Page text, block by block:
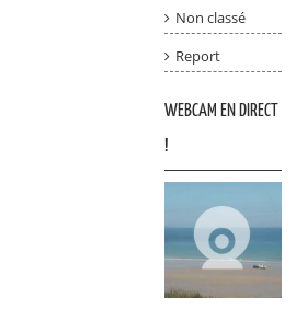
Non classé
Report
WEBCAM EN DIRECT
!